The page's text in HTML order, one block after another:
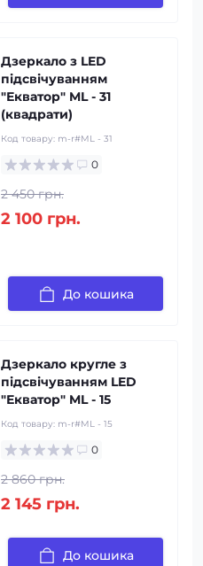
Дзеркало з LED
підсвічуванням
"Екватор" ML - 31
(квадрати)
Код товару: m-r#ML - 31
0
2 450 грн.
2 100 грн.
До кошика
Дзеркало кругле з
підсвічуванням LED
"Екватор" ML - 15
Код товару: m-r#ML - 15
0
2 860 грн.
2 145 грн.
До кошика